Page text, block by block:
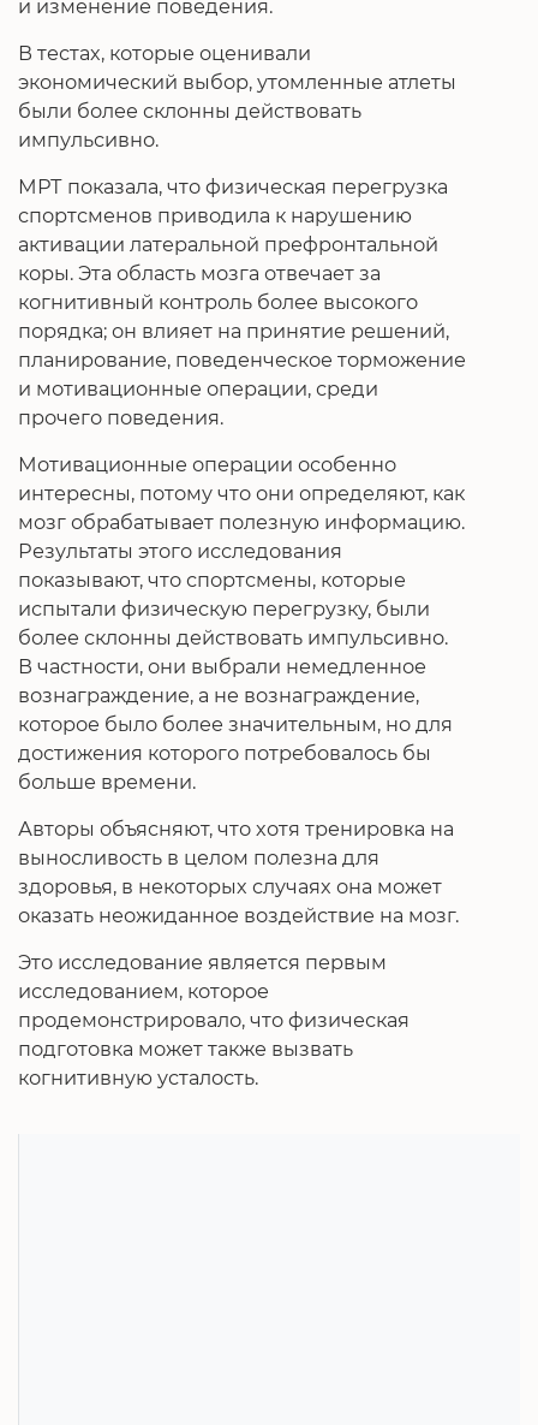
и изменение поведения.
В тестах, которые оценивали
экономический выбор, утомленные атлеты
были более склонны действовать
импульсивно.
МРТ показала, что физическая перегрузка
спортсменов приводила к нарушению
активации латеральной префронтальной
коры. Эта область мозга отвечает за
когнитивный контроль более высокого
порядка; он влияет на принятие решений,
планирование, поведенческое торможение
и мотивационные операции, среди
прочего поведения.
Мотивационные операции особенно
интересны, потому что они определяют, как
мозг обрабатывает полезную информацию.
Результаты этого исследования
показывают, что спортсмены, которые
испытали физическую перегрузку, были
более склонны действовать импульсивно.
В частности, они выбрали немедленное
вознаграждение, а не вознаграждение,
которое было более значительным, но для
достижения которого потребовалось бы
больше времени.
Авторы объясняют, что хотя тренировка на
выносливость в целом полезна для
здоровья, в некоторых случаях она может
оказать неожиданное воздействие на мозг.
Это исследование является первым
исследованием, которое
продемонстрировало, что физическая
подготовка может также вызвать
когнитивную усталость.